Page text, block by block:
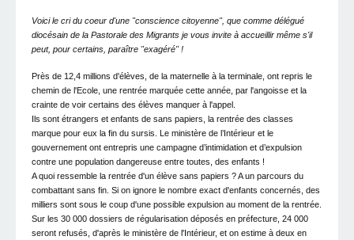
Voici le cri du coeur d'une "conscience citoyenne", que comme délégué
diocésain de la Pastorale des Migrants je vous invite à accueillir même s'il
peut, pour certains, paraître "exagéré" !
Près de 12,4 millions d'élèves, de la maternelle à la terminale, ont repris le
chemin de l'Ecole, une rentrée marquée cette année, par l'angoisse et la
crainte de voir certains des élèves manquer à l'appel.
Ils sont étrangers et enfants de sans papiers, la rentrée des classes
marque pour eux la fin du sursis. Le ministère de l’Intérieur et le
gouvernement ont entrepris une campagne d’intimidation et d’expulsion
contre une population dangereuse entre toutes, des enfants !
A quoi ressemble la rentrée d'un élève sans papiers ? A un parcours du
combattant sans fin. Si on ignore le nombre exact d'enfants concernés, des
milliers sont sous le coup d'une possible expulsion au moment de la rentrée.
Sur les 30 000 dossiers de régularisation déposés en préfecture, 24 000
seront refusés, d'après le ministère de l'Intérieur, et on estime à deux en